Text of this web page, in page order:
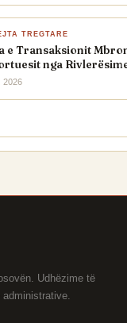
TREGTARE
e Transaksionit
nga
2026
Udhëzime të
administrative.